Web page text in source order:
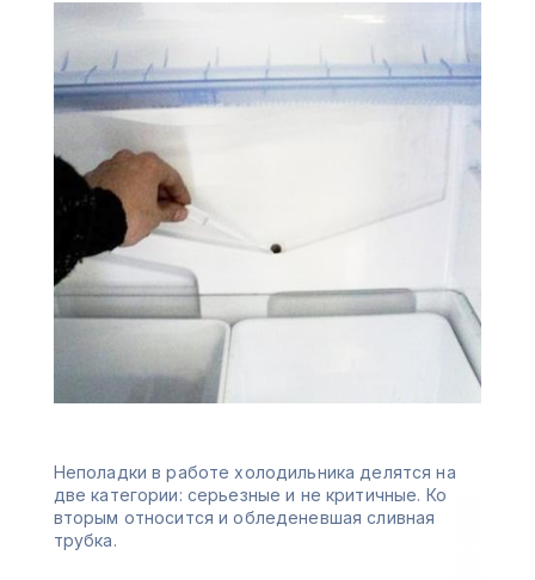
Неполадки в работе холодильника делятся на
две категории: серьезные и не критичные. Ко
вторым относится и обледеневшая сливная
трубка.